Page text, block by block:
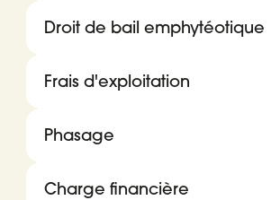
Droit de bail emphytéotique
Frais d'exploitation
Phasage
Charge financière